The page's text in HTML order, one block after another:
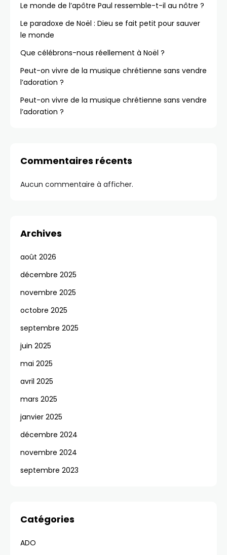
Le monde de l’apôtre Paul ressemble-t-il au nôtre ?
Le paradoxe de Noël : Dieu se fait petit pour sauver
le monde
Que célébrons-nous réellement à Noël ?
Peut-on vivre de la musique chrétienne sans vendre
l’adoration ?
Peut-on vivre de la musique chrétienne sans vendre
l’adoration ?
Commentaires récents
Aucun commentaire à afficher.
Archives
août 2026
décembre 2025
novembre 2025
octobre 2025
septembre 2025
juin 2025
mai 2025
avril 2025
mars 2025
janvier 2025
décembre 2024
novembre 2024
septembre 2023
Catégories
ADO